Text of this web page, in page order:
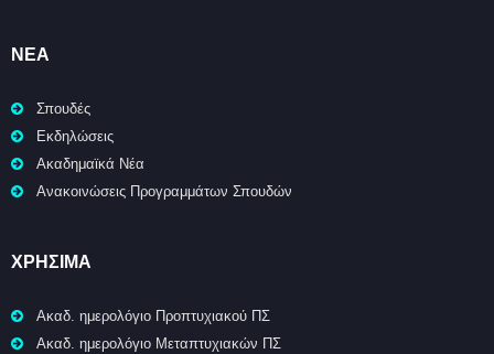
ΝΈΑ
Σπουδές
Εκδηλώσεις
Ακαδημαϊκά Νέα
Ανακοινώσεις Προγραμμάτων Σπουδών
ΧΡΉΣΙΜΑ
Ακαδ. ημερολόγιο Προπτυχιακού ΠΣ
Ακαδ. ημερολόγιο Μεταπτυχιακών ΠΣ